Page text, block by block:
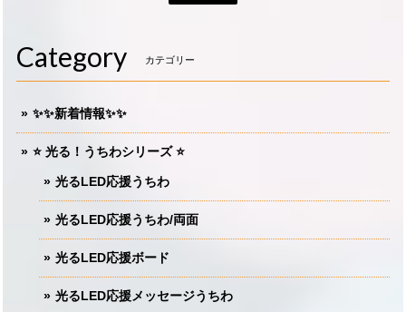
Category カテゴリー
✨✨新着情報✨✨
⭐️ 光る！うちわシリーズ ⭐️
光るLED応援うちわ
光るLED応援うちわ/両面
光るLED応援ボード
光るLED応援メッセージうちわ